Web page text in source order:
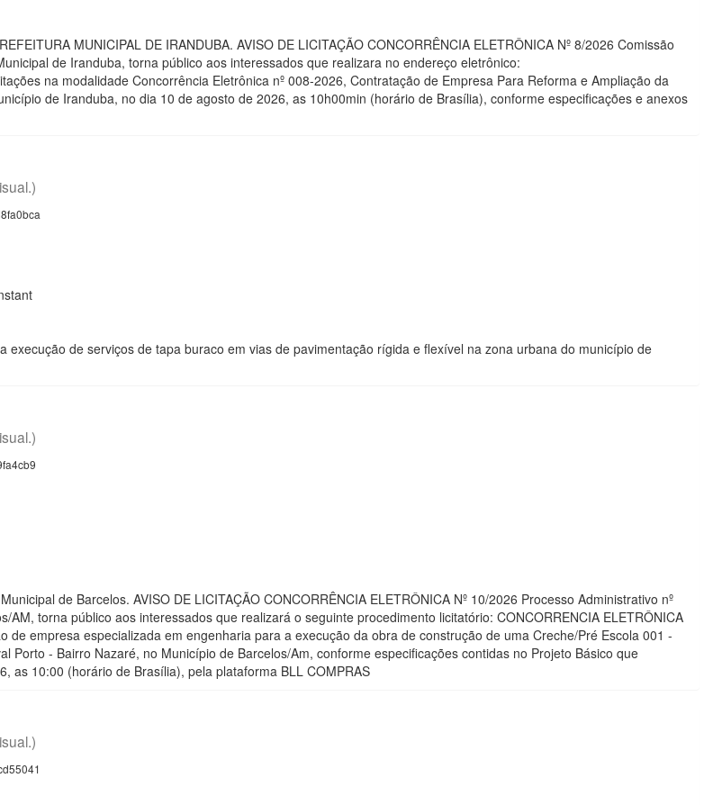
MUNICIPAL DE IRANDUBA. AVISO DE LICITAÇÃO CONCORRÊNCIA ELETRÔNICA Nº 8/2026 Comissão
de Iranduba, torna público aos interessados que realizara no endereço eletrônico:
na modalidade Concorrência Eletrônica nº 008-2026, Contratação de Empresa Para Reforma e Ampliação da
de Iranduba, no dia 10 de agosto de 2026, as 10h00min (horário de Brasília), conforme especificações e anexos
execução de serviços de tapa buraco em vias de pavimentação rígida e flexível na zona urbana do município de
de Barcelos. AVISO DE LICITAÇÃO CONCORRÊNCIA ELETRÔNICA Nº 10/2026 Processo Administrativo nº
AM, torna público aos interessados que realizará o seguinte procedimento licitatório: CONCORRENCIA ELETRÔNICA
de empresa especializada em engenharia para a execução da obra de construção de uma Creche/Pré Escola 001 -
Porto - Bairro Nazaré, no Município de Barcelos/Am, conforme especificações contidas no Projeto Básico que
as 10:00 (horário de Brasília), pela plataforma BLL COMPRAS